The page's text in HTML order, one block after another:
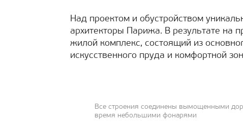
Над проектом и обустройством
архитекторы Парижа. В результате на
жилой комплекс, состоящий из
искусственного пруда и комфортной
Все строения соединены вымощенными
время небольшими фонарями